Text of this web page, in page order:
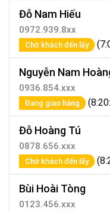
Đỗ Nam Hiếu
0972.939.8xx
Chờ khách đến lấy
Nguyễn Nam
0936.854.xxx
Đang giao hàng
Đỗ Hoàng Tú
0878.656.xxx
Chờ khách đến lấy
Bùi Hoài Tòng
0123.456.xxx